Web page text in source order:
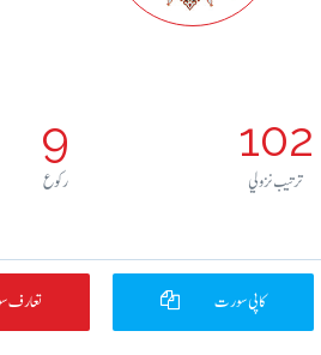
9
رکوع
102
ترتيب نزولي
تعارف کاپی سورت